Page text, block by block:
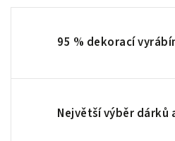
95 % dekorací
Největší výběr dárků